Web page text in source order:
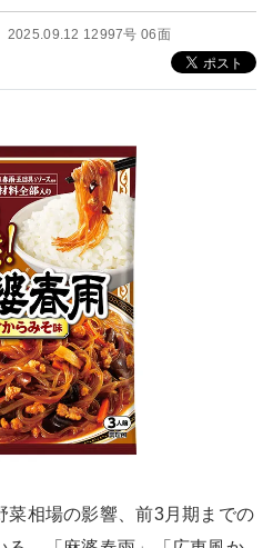
2025.09.12 12997号 06面
菜相場の影響、前3月期までの